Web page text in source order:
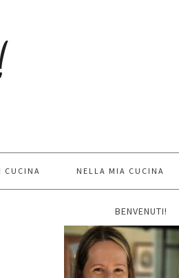
CUCINA NELLA MIA CUCINA
BENVENUTI!